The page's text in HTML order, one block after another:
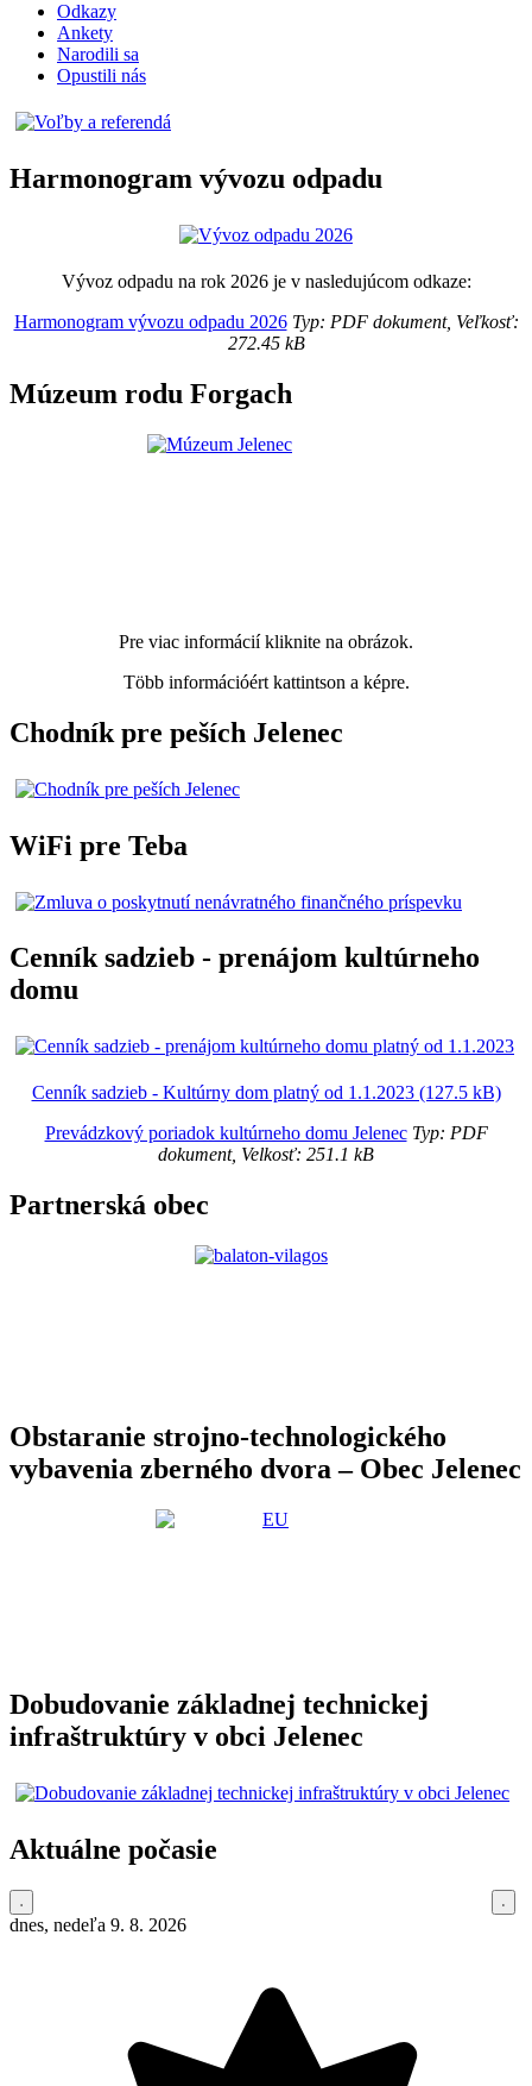
Odkazy
Ankety
Narodili sa
Opustili nás
Harmonogram vývozu odpadu
Vývoz odpadu na rok 2026 je v nasledujúcom odkaze:
Harmonogram vývozu odpadu 2026Typ: PDF dokument, Veľkosť:
272.45 kB
Múzeum rodu Forgach
Pre viac informácií kliknite na obrázok.
Több információért kattintson a képre.
Chodník pre peších Jelenec
WiFi pre Teba
Cenník sadzieb - prenájom kultúrneho
domu
Cenník sadzieb - Kultúrny dom platný od 1.1.2023 (127.5 kB)
Prevádzkový poriadok kultúrneho domu JelenecTyp: PDF
dokument, Velkosť: 251.1 kB
Partnerská obec
Obstaranie strojno-technologického
vybavenia zberného dvora – Obec Jelenec
Dobudovanie základnej technickej
infraštruktúry v obci Jelenec
Aktuálne počasie
dnes, nedeľa 9. 8. 2026